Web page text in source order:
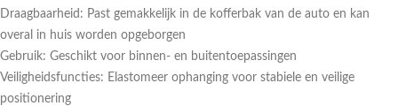
Draagbaarheid: Past gemakkelijk in de kofferbak van de auto en kan
overal in huis worden opgeborgen
Gebruik: Geschikt voor binnen- en buitentoepassingen
Veiligheidsfuncties: Elastomeer ophanging voor stabiele en veilige
positionering